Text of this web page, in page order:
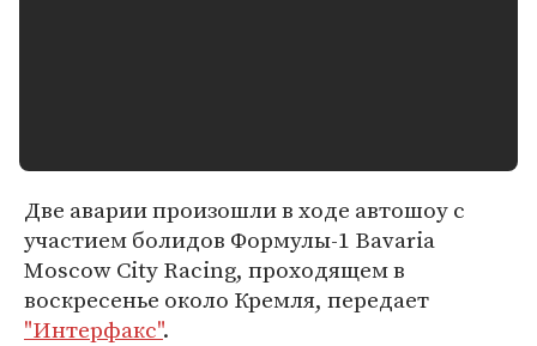
Две аварии произошли в ходе автошоу с
участием болидов Формулы-1 Bavaria
Moscow City Racing, проходящем в
воскресенье около Кремля, передает
"Интерфакс".